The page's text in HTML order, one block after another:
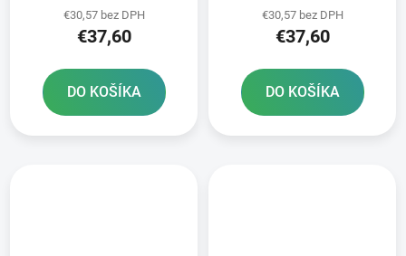
ks v balení
€30,57 bez DPH
€37,60
DO KOŠÍKA
ks v balení
€30,57 bez DPH
€37,60
DO KOŠÍKA